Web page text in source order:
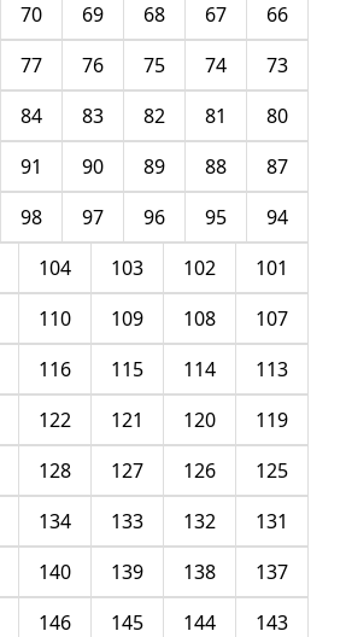
66
67
68
69
70
73
74
75
76
77
80
81
82
83
84
87
88
89
90
91
94
95
96
97
98
101
102
103
104
107
108
109
110
113
114
115
116
119
120
121
122
125
126
127
128
131
132
133
134
137
138
139
140
143
144
145
146